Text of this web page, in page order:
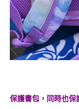
保護書包，同時也保